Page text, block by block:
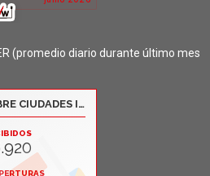
(promedio diario durante último mes